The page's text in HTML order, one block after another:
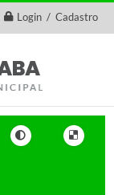
Login / Cadastro